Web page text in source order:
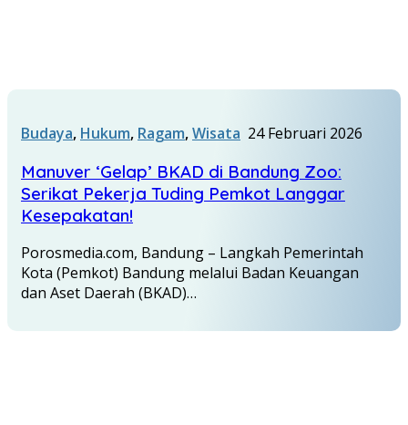
Budaya, Hukum, Ragam,Wisata 24 Februari 2026
Manuver ‘Gelap’ BKAD di Bandung Zoo:
Serikat Pekerja Tuding Pemkot Langgar
Kesepakatan!
Porosmedia.com, Bandung – Langkah Pemerintah
Kota (Pemkot) Bandung melalui Badan Keuangan
dan Aset Daerah (BKAD)…